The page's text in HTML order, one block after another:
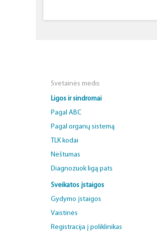
Svetainės medis
Ligos ir sindromai
Pagal ABC
Pagal organų sistemą
TLK kodai
Nėštumas
Diagnozuok ligą pats
Sveikatos įstaigos
Gydymo įstaigos
Vaistinės
Registracija į poliklinikas